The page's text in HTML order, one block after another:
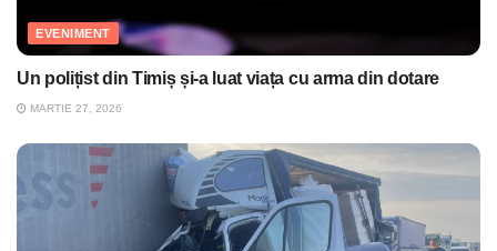
EVENIMENT
Un polițist din Timiș și-a luat viața cu arma din dotare
MARTIE 27, 2026